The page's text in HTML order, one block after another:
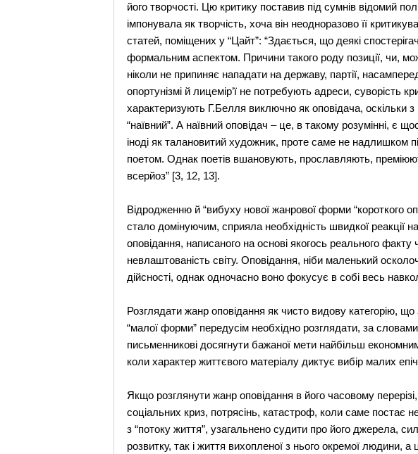
його творчості. Цю критику поставив під сумнів відомий
імпонувала як творчість, хоча він неодноразово її
статей, поміщених у “Цайт”: “Здається, що деякі
формальним аспектом. Причини такого роду позиції, чи,
ніколи не припиняє нападати на державу, партії,
опортунізмі й лицемір’ї не потребують адреси, суворість
характеризують Г.Белля виключно як оповідача,
“наївний”. А наївний оповідач – це, в такому розумінні, є
іноді як талановитий художник, проте саме не надлишком
поетом. Однак поетів вшановують, прославляють,
всерйоз” [3, 12, 13].
Відродженню й “вибуху нової жанрової форми “короткого
стало домінуючим, сприяла необхідність швидкої реакції
оповідання, написаного на основі якогось реального факту
невлаштованість світу. Оповідання, ніби маленький
дійсності, однак одночасно воно фокусує в собі весь
Розглядати жанр оповідання як чисто видову категорію,
“малої форми” передусім необхідно розглядати, за
письменникові досягнути бажаної мети найбільш
коли характер життєвого матеріалу диктує вибір малих
Якщо розглянути жанр оповідання в його часовому
соціальних криз, потрясінь, катастроф, коли саме постає
з “потоку життя”, узагальнено судити про його джерела,
розвитку, так і життя вихопленої з нього окремої людини,